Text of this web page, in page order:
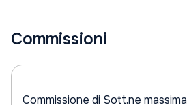
Commissioni
Commissione di Sott.ne massima